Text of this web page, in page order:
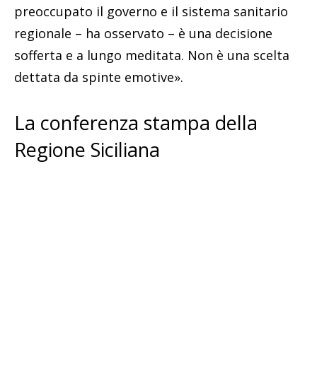
preoccupato il governo e il sistema sanitario
regionale – ha osservato – è una decisione
sofferta e a lungo meditata. Non è una scelta
dettata da spinte emotive».
La conferenza stampa della
Regione Siciliana